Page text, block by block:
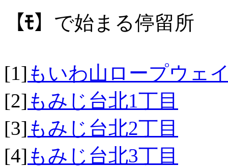
【ﾓ】 で始まる停留所
[1] もいわ山ロープウェ
[2] もみじ台北1丁目
[3] もみじ台北2丁目
[4] もみじ台北3丁目